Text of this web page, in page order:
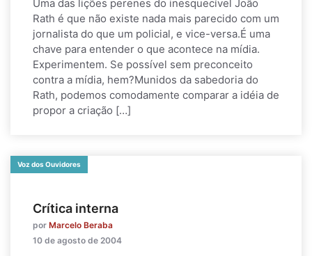
Uma das lições perenes do inesquecível João
Rath é que não existe nada mais parecido com um
jornalista do que um policial, e vice-versa.É uma
chave para entender o que acontece na mídia.
Experimentem. Se possível sem preconceito
contra a mídia, hem?Munidos da sabedoria do
Rath, podemos comodamente comparar a idéia de
propor a criação […]
Voz dos Ouvidores
Crítica interna
por Marcelo Beraba
10 de agosto de 2004